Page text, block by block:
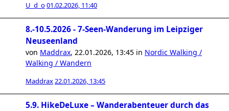
U_d_o01.02.2026, 11:40
8.-10.5.2026 - 7-Seen-Wanderung im Leipziger
Neuseenland
von Maddrax, 22.01.2026, 13:45 in Nordic Walking /
Walking / Wandern
Maddrax22.01.2026, 13:45
5.9. HikeDeLuxe – Wanderabenteuer durch das